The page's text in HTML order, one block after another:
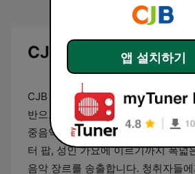
CJB 청주방송 Joy FM
CJB 청주방송 Joy FM은 대한민국
반으로 하는 민영 라디오 방송 채널
중음악 중심의 편성 체계를 갖추고
터 팝, 성인 가요에 이르기까지 폭넓
음악 장르를 송출합니다. 청취자들
앱 설치하기